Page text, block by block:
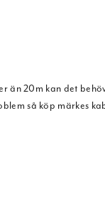
än 20m kan det
så köp märkes